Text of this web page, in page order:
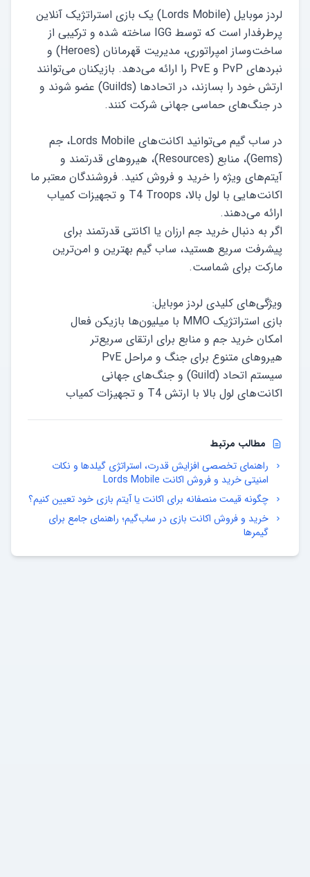
لردز موبایل (Lords Mobile) یک بازی استراتژیک آنلاین
پرطرفدار است که توسط IGG ساخته شده و ترکیبی از
ساخت‌وساز امپراتوری، مدیریت قهرمانان (Heroes) و
نبردهای PvP و PvE را ارائه می‌دهد. بازیکنان می‌توانند
ارتش خود را بسازند، در اتحادها (Guilds) عضو شوند و
در ساب گیم می‌توانید اکانت‌های Lords Mobile، جم
(Gems)، منابع (Resources)، هیروهای قدرتمند و
آیتم‌های ویژه را خرید و فروش کنید. فروشندگان معتبر ما
اکانت‌هایی با لول بالا، T4 Troops و تجهیزات کمیاب
اگر به دنبال خرید جم ارزان یا اکانتی قدرتمند برای
پیشرفت سریع هستید، ساب گیم بهترین و امن‌ترین
اکانت‌های لول بالا با ارتش T4 و تجهیزات کمیاب
مطالب مرتبط
راهنمای تخصصی افزایش قدرت، استراتژی گیلد‌ها و نکات
امنیتی خرید و فروش اکانت Lords Mobile
چگونه قیمت منصفانه برای اکانت یا آیتم بازی خود تعیین کنیم؟
خرید و فروش اکانت بازی در ساب‌گیم؛ راهنمای جامع برای
گیمرها